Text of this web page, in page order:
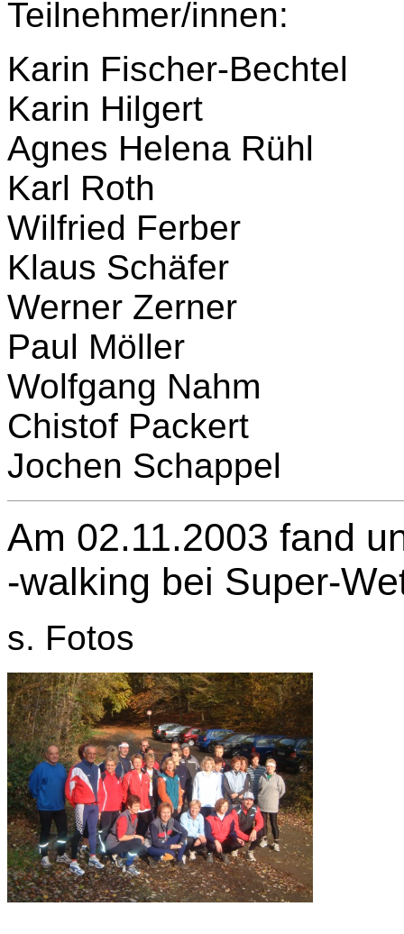
Teilnehmer/innen:
Karin Fischer-Bechtel
Karin Hilgert
Agnes Helena Rühl
Karl Roth
Wilfried Ferber
Klaus Schäfer
Werner Zerner
Paul Möller
Wolfgang Nahm
Chistof Packert
Jochen Schappel
Am 02.11.2003 fand
-walking bei Super-
s. Fotos